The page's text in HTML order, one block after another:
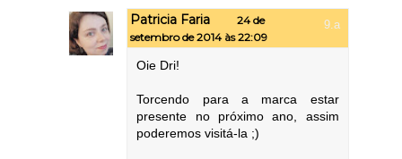
Patricia Faria
24 de
setembro de 2014 às 22:09
Oie Dri!
Torcendo para a marca estar
presente no próximo ano, assim
poderemos visitá-la ;)